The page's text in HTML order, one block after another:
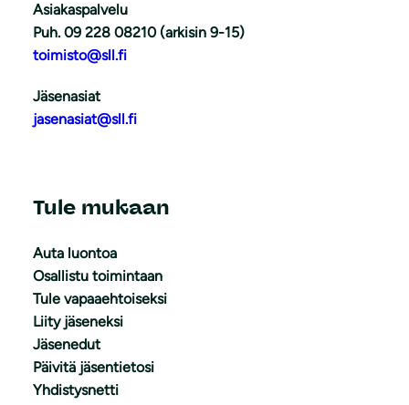
Asiakaspalvelu
Puh. 09 228 08210 (arkisin 9-15)
toimisto@sll.fi
Jäsenasiat
jasenasiat@sll.fi
Tule mukaan
Auta luontoa
Osallistu toimintaan
Tule vapaaehtoiseksi
Liity jäseneksi
Jäsenedut
Päivitä jäsentietosi
Yhdistysnetti